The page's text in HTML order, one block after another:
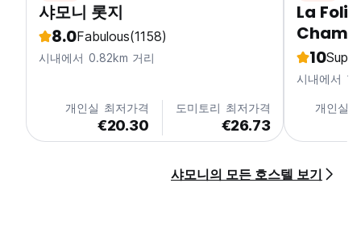
샤모니 롯지
8.0Fabulous(1158)
시내에서 0.82km 거리
개인실 최저가격
€20.30
도미토리 최저가격
€26.73
La
10
시내에서
개인실
샤모니의 모든 호스텔 보기